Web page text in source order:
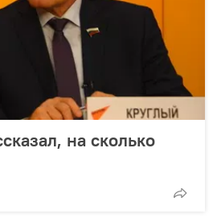
на сколько